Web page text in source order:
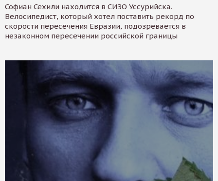
Софиан Сехили находится в СИЗО Уссурийска.
Велосипедист, который хотел поставить рекорд по
скорости пересечения Евразии, подозревается в
незаконном пересечении российской границы